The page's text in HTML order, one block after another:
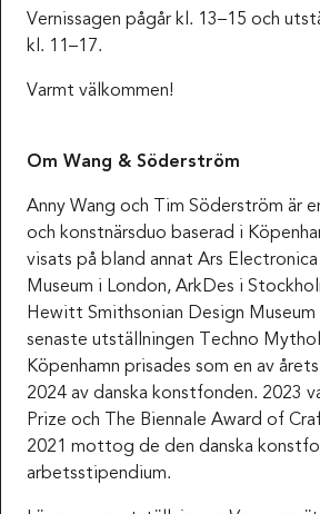
Vernissagen pågår kl. 13–15 och
kl. 11–17.
Varmt välkommen!
Om Wang & Söderström
Anny Wang och Tim Söderström är
och konstnärsduo baserad i
visats på bland annat Ars
Museum i London, ArkDes i
Hewitt Smithsonian Design
senaste utställningen Techno
Köpenhamn prisades som en av
2024 av danska konstfonden. 2023
Prize och The Biennale Award of
2021 mottog de den danska
arbetsstipendium.